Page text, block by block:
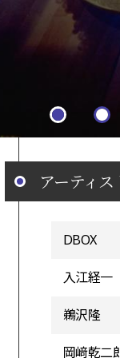
アーティス
DBOX
入江経一
鵜沢隆
岡﨑乾二